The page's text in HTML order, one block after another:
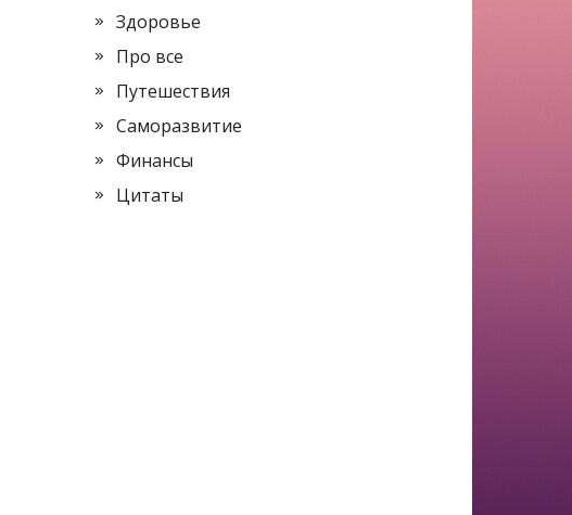
Здоровье
Про все
Путешествия
Саморазвитие
Финансы
Цитаты